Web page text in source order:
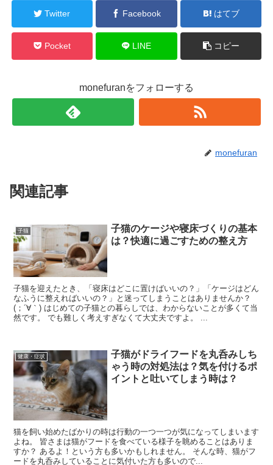
Twitter Facebook はてブ
Pocket LINE コピー
monefuranをフォローする
monefuran
関連記事
子猫
子猫のケージや寝床づくりの基本
は？快適に過ごすための整え方
子猫を迎えたとき、「寝床はどこに置けばいいの？」「ケージはどん
なふうに整えればいいの？」と迷ってしまうことはありませんか？
(；´∀｀) はじめての子猫との暮らしでは、わからないことが多くて当
然です。 でも難しく考えすぎなくて大丈夫ですよ。 ...
健康・症状
子猫がドライフードを丸呑みしち
ゃう時の対処法は？気を付けるポ
イントと吐いてしまう時は？
猫を飼い始めたばかりの時は行動の一つ一つが気になってしまいます
よね。 皆さまは猫がフードを食べている様子を眺めることはありま
すか？ あるよ！という方も多いかもしれません。 そんな時、猫がフ
ードを丸呑みしていることに気付いた方も多いので...